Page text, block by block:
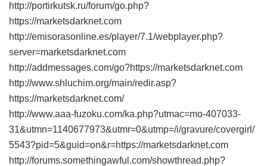
http://portirkutsk.ru/forum/go.php?
https://marketsdarknet.com
http://emisorasonline.es/player/7.1/webplayer.php?
server=marketsdarknet.com
http://addmessages.com/go?https://marketsdarknet.com
http://www.shluchim.org/main/redir.asp?
https://marketsdarknet.com/
http://www.aaa-fuzoku.com/ka.php?utmac=mo-407033-
31&utmn=1140677973&utmr=0&utmp=/i/gravure/covergirl/
5543?pid=5&guid=on&r=https://marketsdarknet.com
http://forums.somethingawful.com/showthread.php?